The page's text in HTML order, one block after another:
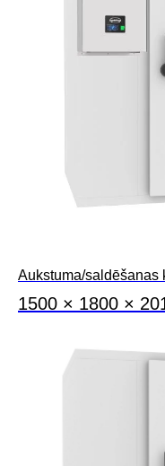
Aukstuma/saldēšanas
1500 × 1800 ×